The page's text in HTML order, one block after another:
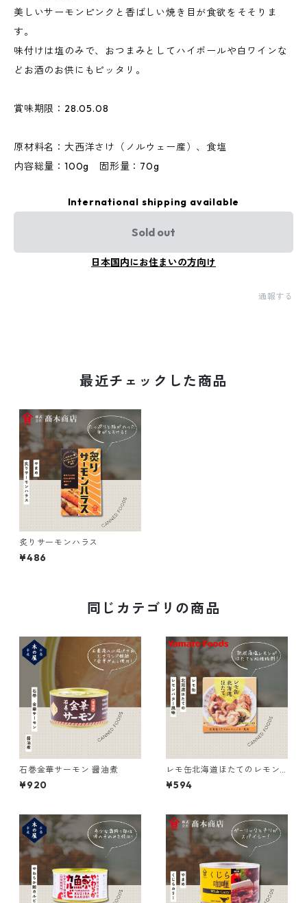
美しいサーモンピンクと香ばしい焼き目が食欲をそそりま
す。
味付けは塩のみで、おつまみとしてハイボールや白ワインな
どお酒のお供にもピッタリ。
賞味期限：28.05.08
原材料名：大西洋さけ（ノルウェー産）、食塩
内容総量：100g 固形量：70g
International shipping available
Sold out
日本国内にお住まいの方向け
通報する
最近チェックした商品
炙りサーモンハラス
¥486
同じカテゴリの商品
石巻金華サーモン 醤油煮
¥920
レモ缶北海道ほたてのレモン
バタ ー風味
¥594